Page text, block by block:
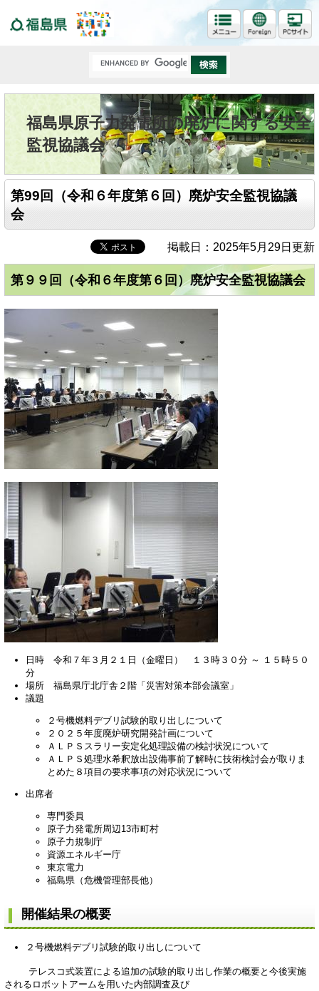
福島県原子力発電所の廃炉に関する安全
監視協議会
第99回（令和６年度第６回）廃炉安全監視協議
会
掲載日：2025年5月29日更新
第９９回（令和６年度第６回）廃炉安全監視協議会​​
日時 令和７年３月２１日（金曜日） １３時３０分 ～ １５時５０
分 ​
場所 福島県庁北庁舎２階「災害対策本部会議室」
議題
２号機燃料デブリ試験的取り出しについて
​​２０２５年度廃炉研究開発計画について
ＡＬＰＳスラリー安定化処理設備の検討状況について
ＡＬＰＳ処理水希釈放出設備事前了解時に技術検討会が取りま
とめた８項目の要求事項の対応状況について
出席者
専門委員
原子力発電所周辺13市町村
原子力規制庁
資源エネルギー庁
東京電力
福島県（危機管理部長他）
開催結果の概要
２号機燃料デブリ試験的取り出しについて
テレスコ式装置による追加の試験的取り出し作業の概要と今後実施
されるロボットアームを用いた内部調査及び